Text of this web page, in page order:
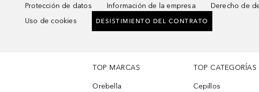
Protección de datos Información de la empresa Derecho de
Uso de cookies
DESISTIMIENTO DEL CONTRATO
TOP MARCAS
Orebella
TOP CATEGORÍAS
Cepillos